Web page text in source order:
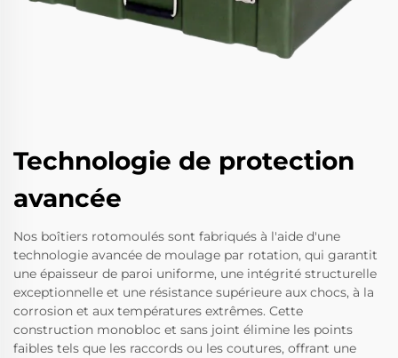
Technologie de protection
avancée
Nos boîtiers rotomoulés sont fabriqués à l'aide d'une
technologie avancée de moulage par rotation, qui garantit
une épaisseur de paroi uniforme, une intégrité structurelle
exceptionnelle et une résistance supérieure aux chocs, à la
corrosion et aux températures extrêmes. Cette
construction monobloc et sans joint élimine les points
faibles tels que les raccords ou les coutures, offrant une